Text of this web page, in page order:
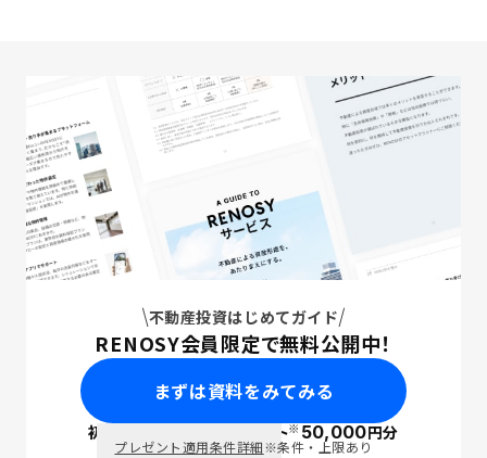
不動産投資はじめてガイド
RENOSY会員限定で無料公開中！
まずは資料をみてみる
初回面談で ポイント※50,000円分
プレゼント適用条件詳細※条件・上限あり